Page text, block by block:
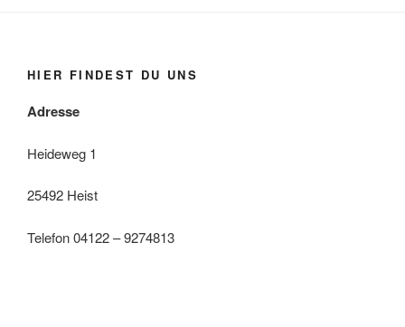
HIER FINDEST DU UNS
Adresse
Heideweg 1
25492 Heist
Telefon 04122 – 9274813